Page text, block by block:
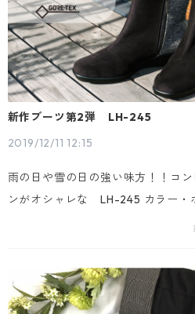
新作ブーツ第2弾 LH-245
2019/12/11 12:15
雨の日や雪の日の強い味方！！コン
ンがオシャレな LH-245 カラー・
／ブラックサイズ・22.5cm・
当・HEEL：約5.0ｃｍ(24.5ｃｍの
本製...